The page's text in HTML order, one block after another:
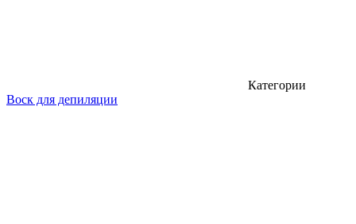
Категории
Воск для депиляции